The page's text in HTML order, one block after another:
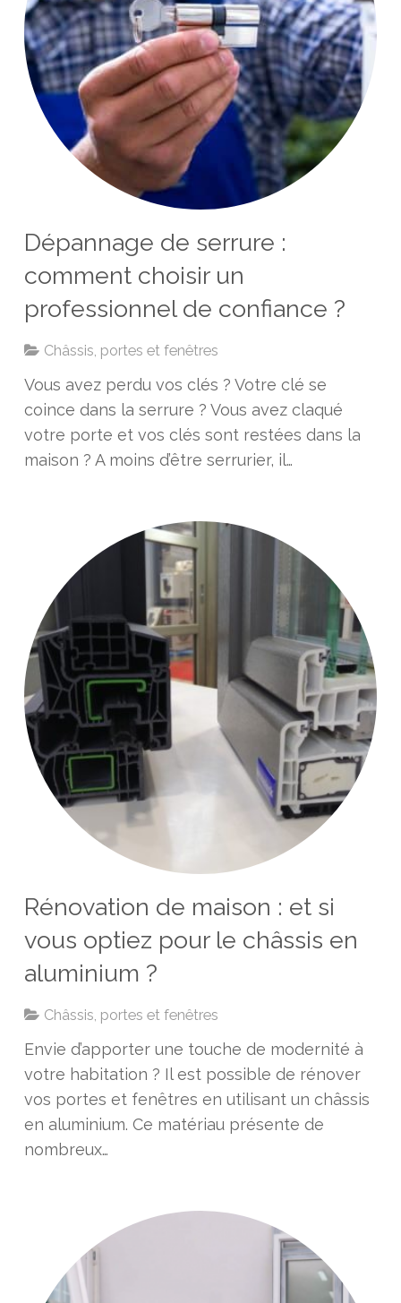
Dépannage de serrure :
comment choisir un
professionnel de confiance ?
Châssis, portes et fenêtres
Vous avez perdu vos clés ? Votre clé se
coince dans la serrure ? Vous avez claqué
votre porte et vos clés sont restées dans la
maison ? A moins d’être serrurier, il…
Rénovation de maison : et si
vous optiez pour le châssis en
aluminium ?
Châssis, portes et fenêtres
Envie d’apporter une touche de modernité à
votre habitation ? Il est possible de rénover
vos portes et fenêtres en utilisant un châssis
en aluminium. Ce matériau présente de
nombreux…